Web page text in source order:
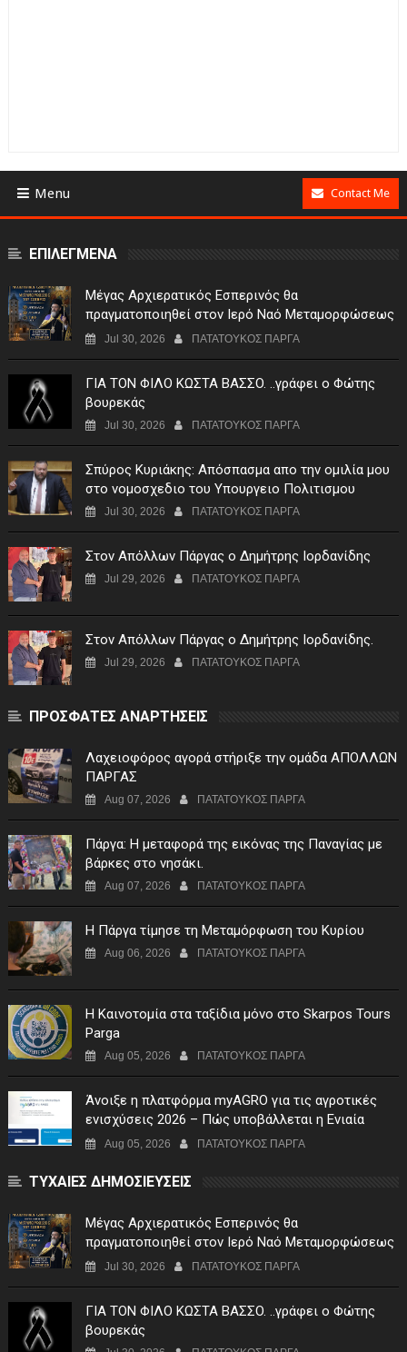
Menu Contact Me
ΕΠΙΛΕΓΜΕΝΑ
Μέγας Αρχιερατικός Εσπερινός θα
πραγματοποιηθεί στον Ιερό Ναό Μεταμορφώσεως
του Σωτήρος Σταυροχωρίου στης 5 Αυγούστου
Jul 30, 2026 ΠΑΤΑΤΟΥΚΟΣ ΠΑΡΓΑ
ΓIA TON ΦIΛO KΩΣTA BAΣΣO. ..γράφει ο Φώτης
βουρεκάς
Jul 30, 2026 ΠΑΤΑΤΟΥΚΟΣ ΠΑΡΓΑ
Σπύρος Κυριάκης: Απόσπασμα απο την ομιλία μου
στο νομοσχεδιο του Υπουργειο Πολιτισμου
Jul 30, 2026 ΠΑΤΑΤΟΥΚΟΣ ΠΑΡΓΑ
Στον Απόλλων Πάργας ο Δημήτρης Ιορδανίδης
Jul 29, 2026 ΠΑΤΑΤΟΥΚΟΣ ΠΑΡΓΑ
Στον Απόλλων Πάργας ο Δημήτρης Ιορδανίδης.
Jul 29, 2026 ΠΑΤΑΤΟΥΚΟΣ ΠΑΡΓΑ
ΠΡΟΣΦΑΤΕΣ ΑΝΑΡΤΗΣΕΙΣ
Λαχειοφόρος αγορά στήριξε την ομάδα ΑΠΟΛΛΩΝ
ΠΑΡΓΑΣ
Aug 07, 2026 ΠΑΤΑΤΟΥΚΟΣ ΠΑΡΓΑ
Πάργα: Η μεταφορά της εικόνας της Παναγίας με
βάρκες στο νησάκι.
Aug 07, 2026 ΠΑΤΑΤΟΥΚΟΣ ΠΑΡΓΑ
Η Πάργα τίμησε τη Μεταμόρφωση του Κυρίου
Aug 06, 2026 ΠΑΤΑΤΟΥΚΟΣ ΠΑΡΓΑ
Η Καινοτομία στα ταξίδια μόνο στο Skarpos Tours
Parga
Aug 05, 2026 ΠΑΤΑΤΟΥΚΟΣ ΠΑΡΓΑ
Άνοιξε η πλατφόρμα myAGRO για τις αγροτικές
ενισχύσεις 2026 – Πώς υποβάλλεται η Ενιαία
Αίτηση Ενίσχυσης
Aug 05, 2026 ΠΑΤΑΤΟΥΚΟΣ ΠΑΡΓΑ
ΤΥΧΑΙΕΣ ΔΗΜΟΣΙΕΥΣΕΙΣ
Μέγας Αρχιερατικός Εσπερινός θα
πραγματοποιηθεί στον Ιερό Ναό Μεταμορφώσεως
του Σωτήρος Σταυροχωρίου στης 5 Αυγούστου
Jul 30, 2026 ΠΑΤΑΤΟΥΚΟΣ ΠΑΡΓΑ
ΓIA TON ΦIΛO KΩΣTA BAΣΣO. ..γράφει ο Φώτης
βουρεκάς